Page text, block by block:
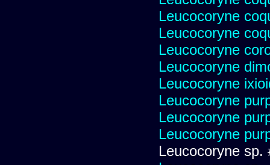
Leucocoryne
Leucocoryne
Leucocoryne
Leucocoryne
Leucocoryne
Leucocoryne
Leucocoryne
Leucocoryne
Leucocoryne sp.